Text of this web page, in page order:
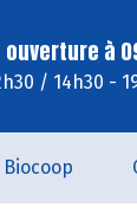
ouverture à
/ 14h30 -
Biocoop